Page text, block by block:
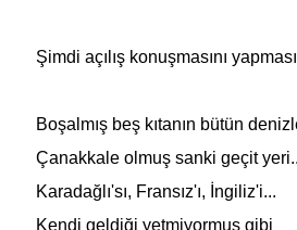
Şimdi açılış konuşmasını
Boşalmış beş kıtanın bütün
Çanakkale olmuş sanki geçit
Karadağlı'sı, Fransız'ı, İngiliz'i...
Kendi geldiği yetmiyormuş gibi